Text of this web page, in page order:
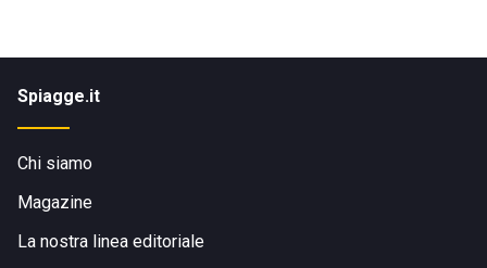
Spiagge.it
Chi siamo
Magazine
La nostra linea editoriale